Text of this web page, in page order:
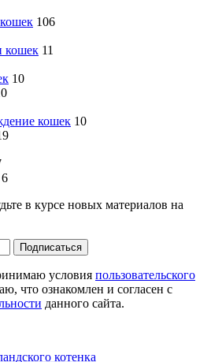
106
кошек 11
10
кошек 10
6
в курсе новых материалов на
условия пользовательского
что ознакомлен и согласен с
данного сайта.